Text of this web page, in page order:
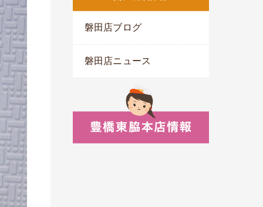
磐田店ブログ
磐田店ニュース